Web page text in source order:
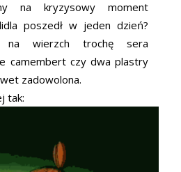
na kryzysowy moment
poszedł w jeden dzień?
na wierzch trochę sera
camembert czy dwa plastry
zadowolona.
tak: